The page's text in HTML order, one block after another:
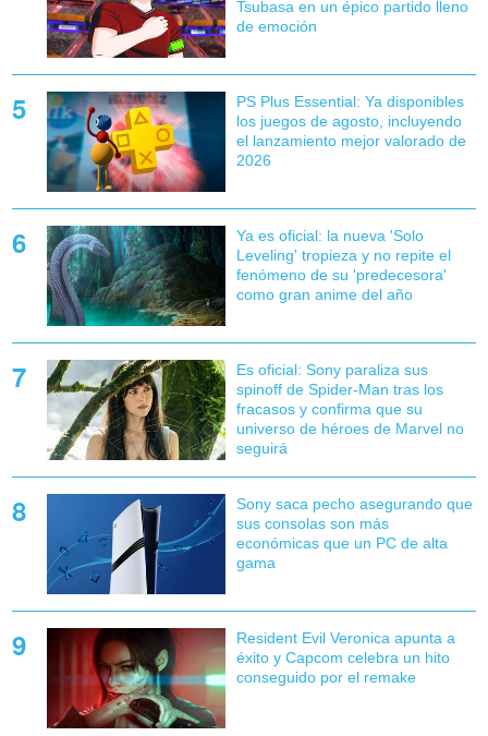
Tsubasa en un épico partido lleno
de emoción
PS Plus Essential: Ya disponibles
los juegos de agosto, incluyendo
el lanzamiento mejor valorado de
2026
Ya es oficial: la nueva 'Solo
Leveling' tropieza y no repite el
fenómeno de su 'predecesora'
como gran anime del año
Es oficial: Sony paraliza sus
spinoff de Spider-Man tras los
fracasos y confirma que su
universo de héroes de Marvel no
seguirá
Sony saca pecho asegurando que
sus consolas son más
económicas que un PC de alta
gama
Resident Evil Veronica apunta a
éxito y Capcom celebra un hito
conseguido por el remake